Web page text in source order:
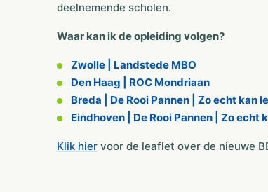
deelnemende scholen.
Waar kan ik de opleiding volgen?
Zwolle | Landstede MBO
Den Haag | ROC Mondriaan
Breda | De Rooi Pannen | Zo echt kan
Eindhoven | De Rooi Pannen | Zo echt
Klik hier voor de leaflet over de nieuwe